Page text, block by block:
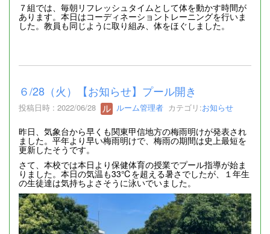
７組では、毎朝リフレッシュタイムとして体を動かす時間が
あります。本日はコーディネーショントレーニングを行いま
した。教員も同じように取り組み、体をほぐしました。
６/28（火）【お知らせ】プール開き
投稿日時 : 2022/06/28 ルーム管理者 カテゴリ:お知らせ
昨日、気象台から早くも関東甲信地方の梅雨明けが発表され
ました。平年より早い梅雨明けで、梅雨の期間は史上最短を
更新したそうです。
さて、本校では本日より保健体育の授業でプール指導が始ま
りました。本日の気温も33℃を超える暑さでしたが、１年生
の生徒達は気持ちよさそうに泳いでいました。